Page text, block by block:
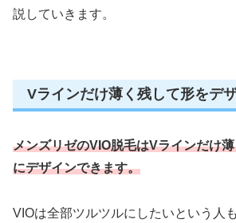
説していきます。
Vラインだけ薄く残して形をデ
メンズリゼのVIO脱毛はVラインだけ
にデザインできます。
VIOは全部ツルツルにしたいという人